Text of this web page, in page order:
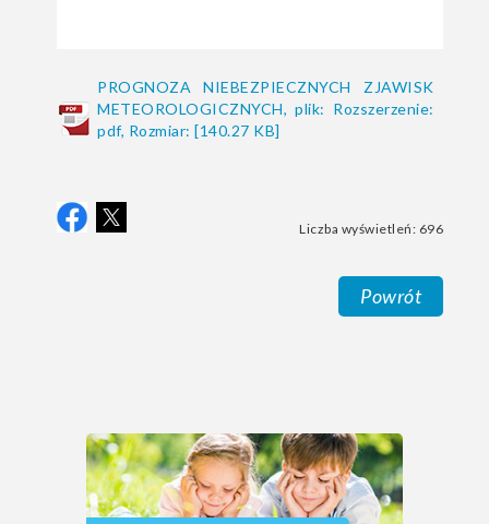
PROGNOZA NIEBEZPIECZNYCH ZJAWISK
METEOROLOGICZNYCH, plik: Rozszerzenie:
pdf, Rozmiar: [140.27 KB]
Liczba wyświetleń: 696
Powrót